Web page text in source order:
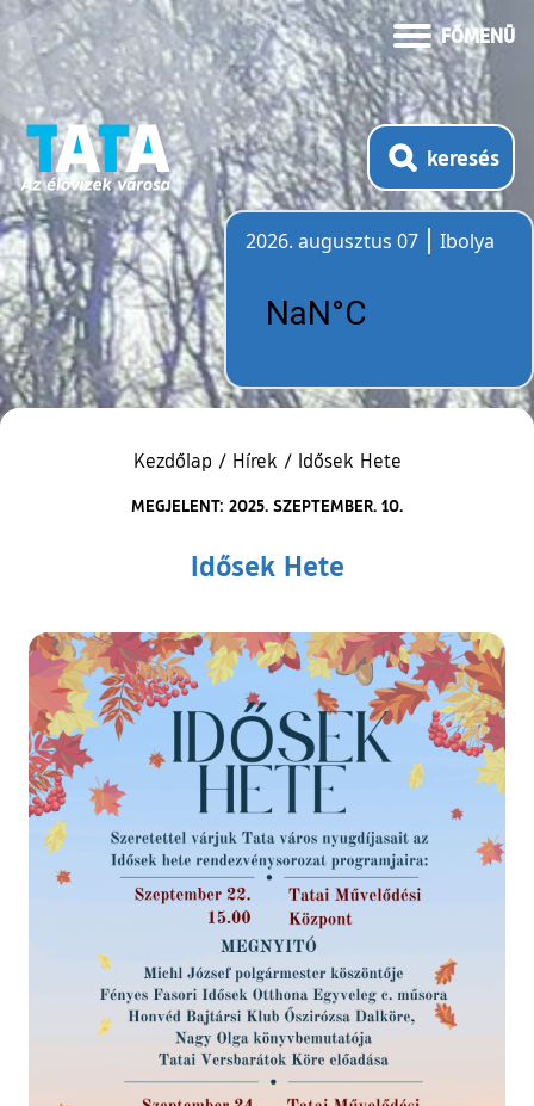
FŐMENÜ
keresés
2026. augusztus 07
Ibolya
Kezdőlap / Hírek / Idősek Hete
MEGJELENT: 2025. SZEPTEMBER. 10.
Idősek Hete